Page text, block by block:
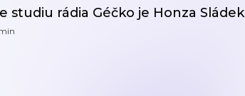
studiu rádia Géčko je Honza Sládek